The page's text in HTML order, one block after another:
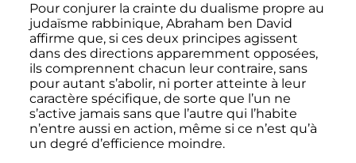
Pour conjurer la crainte du dualisme propre au
judaïsme rabbinique, Abraham ben David
affirme que, si ces deux principes agissent
dans des directions apparemment opposées,
ils comprennent chacun leur contraire, sans
pour autant s’abolir, ni porter atteinte à leur
caractère spécifique, de sorte que l’un ne
s’active jamais sans que l’autre qui l’habite
n’entre aussi en action, même si ce n’est qu’à
un degré d’efficience moindre.